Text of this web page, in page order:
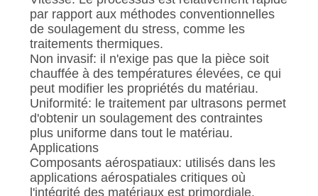
par rapport aux méthodes conventionnelles
de soulagement du stress, comme les
traitements thermiques.
Non invasif: il n'exige pas que la pièce soit
chauffée à des températures élevées, ce qui
peut modifier les propriétés du matériau.
Uniformité: le traitement par ultrasons permet
d'obtenir un soulagement des contraintes
plus uniforme dans tout le matériau.
Applications
Composants aérospatiaux: utilisés dans les
applications aérospatiales critiques où
l'intégrité des matériaux est primordiale.